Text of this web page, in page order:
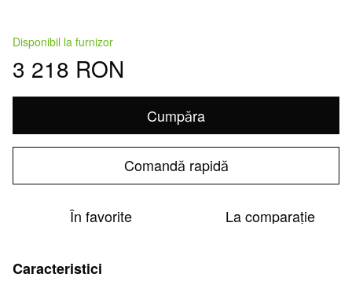
Disponibil la furnizor
3 218 RON
Cumpăra
Comandă rapidă
În favorite La comparație
Caracteristici